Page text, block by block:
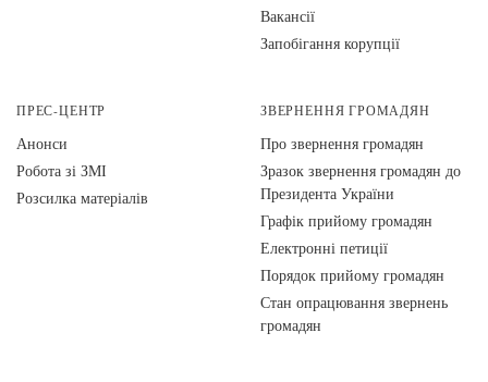
Вакансії
Запобігання корупції
ПРЕС-ЦЕНТР
Анонси
Робота зі ЗМІ
Розсилка матеріалів
ЗВЕРНЕННЯ ГРОМАДЯН
Про звернення громадян
Зразок звернення громадян до
Президента України
Графік прийому громадян
Електронні петиції
Порядок прийому громадян
Стан опрацювання звернень
громадян